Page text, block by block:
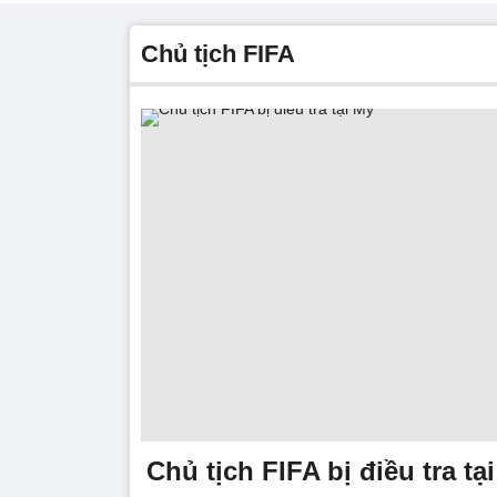
Chủ tịch FIFA
Chủ tịch FIFA bị điều tra